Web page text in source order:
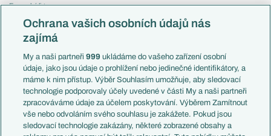
Evropská liga
Mistrovství světa
Liga národů
Témata
Představení týmů MS
EuroSkauting
PL v kostce
Evropské koeficienty
Přestupy
Přestupové spekulace
Česko
Francie
Itálie
Německo
Španělsko
Argentina
Brazílie
Ochrana vašich osobních údajů nás
zajímá
My a naši partneři999 ukládáme do vašeho zařízení osobní
údaje, jako jsou údaje o prohlížení nebo jedinečné identifikátory, a
máme k nim přístup. Výběr Souhlasím umožňuje, aby sledovací
technologie podporovaly účely uvedené v části My a naši partneři
zpracováváme údaje za účelem poskytování. Výběrem Zamítnout
vše nebo odvoláním svého souhlasu je zakážete. Pokud jsou
sledovací technologie zakázány, některé zobrazené obsahy a